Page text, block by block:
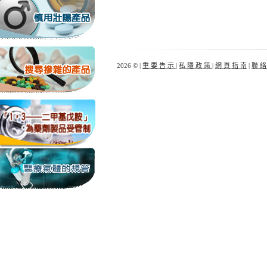
2026 © | 重 要 告 示 | 私 隱 政 策 | 網 頁 指 南 | 聯